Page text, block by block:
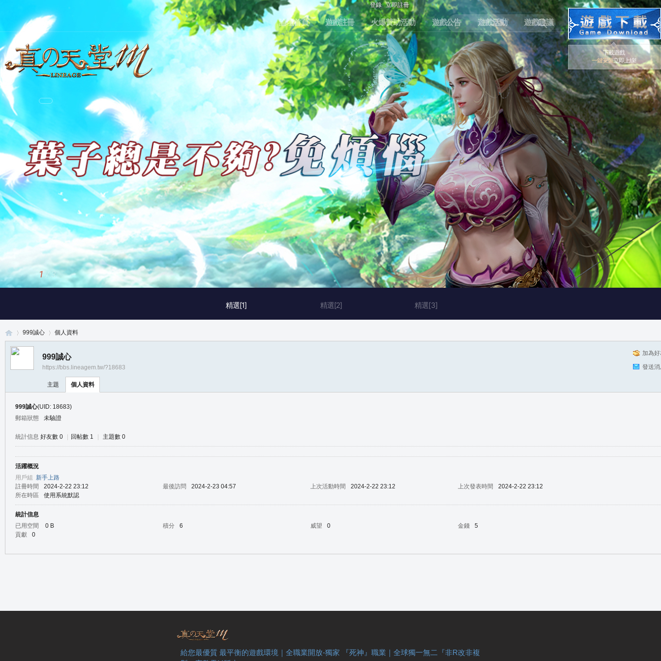
登錄 立即註冊
論壇首頁 遊戲註冊 火爆贊助活動 遊戲公告 遊戲活動 遊戲建議
下載遊戲
一鍵安裝立即上線!
精選[1] 精選[2] 精選[3]
1 / 3
999誠心 個人資料
加為
發送
999誠心
https://bbs.lineagem.tw/?18683
主題 個人資料
999誠心(UID: 18683)
郵箱狀態
未驗證
統計信息 好友數 0 回帖數 1 主題數 0
活躍概況
用戶組 新手上路
註冊時間
2024-2-22 23:12 最後訪問 2024-2-23 04:57 上次活動時間 2024-2-22 23:12 上次發表時間
2024-2-22 23:12
所在時區
使用系統默認
統計信息
已用空間
0 B 積分 6 威望 0 金錢
5
貢獻
0
給您最優質 最平衡的遊戲環境｜全職業開放-獨家 『死神』職業｜全球獨一無二『非R改非複